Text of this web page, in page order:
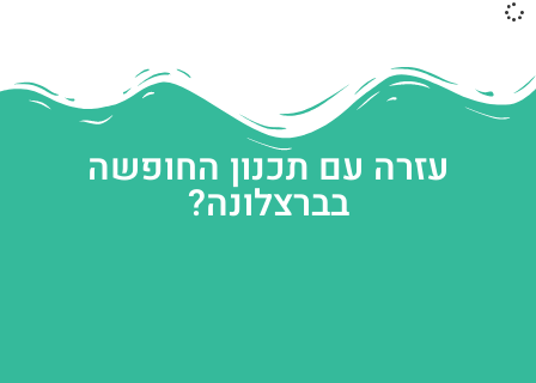
עזרה עם תכנון החופשה
בברצלונה?